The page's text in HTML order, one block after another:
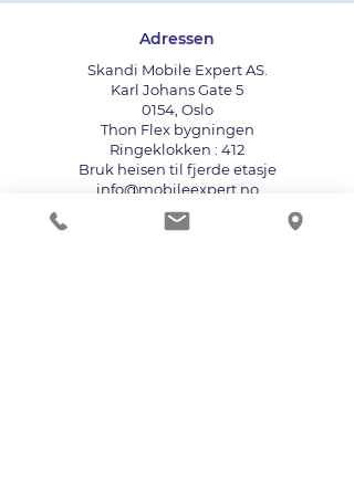
Adressen
Skandi Mobile Expert AS.
Karl Johans Gate 5
0154, Oslo
Thon Flex bygningen
Ringeklokken : 412
Bruk heisen til fjerde etasje
info@mobileexpert.no
+47 411 11 211